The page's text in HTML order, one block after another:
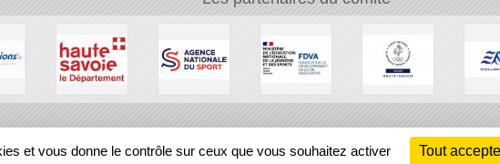
et vous donne le contrôle sur ceux que vous souhaitez activer Tout